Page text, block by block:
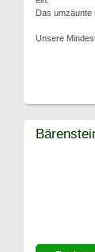
Das umzäunte
Unsere